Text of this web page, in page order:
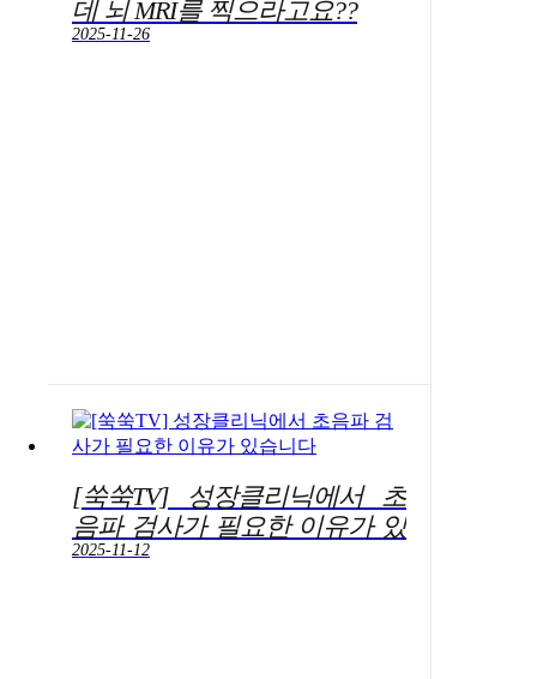
데 뇌 MRI를 찍으라고요??
2025-11-26
[쑥쑥TV] 성장클리닉에서 초
음파 검사가 필요한 이유가 있
습니다
2025-11-12